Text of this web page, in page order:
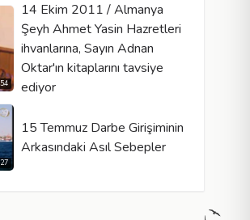
14 Ekim 2011 / Almanya
Şeyh Ahmet Yasin Hazretleri
ihvanlarına, Sayın Adnan
Oktar'ın kitaplarını tavsiye
ediyor
15 Temmuz Darbe Girişiminin
Arkasındaki Asıl Sebepler